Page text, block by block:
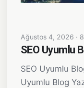
Ağustos 4, 2026 ·
SEO Uyumlu
SEO Uyumlu
Uyumlu Blog